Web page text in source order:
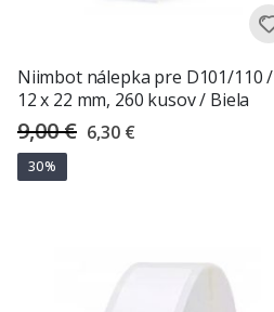
Niimbot nálepka pre D101/110 /
12 x 22 mm, 260 kusov / Biela
9,00 € Special
Price
6,30 €
30%